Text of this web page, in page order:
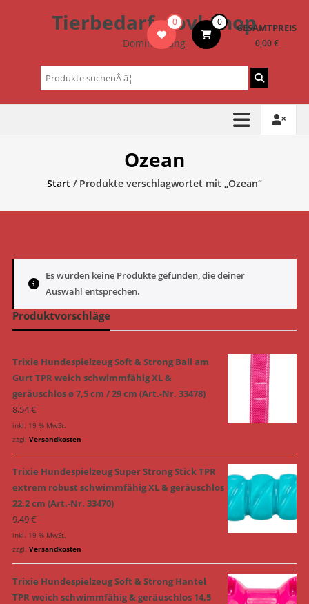
Tierbedarf – bvl-Shop
Dominik Lang
0 0 GESAMTPREIS
0,00 €
Suchen
nach:
Ozean
Start/ Produkte verschlagwortet mit „Ozean“
Es wurden keine Produkte gefunden, die deiner
Auswahl entsprechen.
Produktvorschläge
Trixie Hundespielzeug Soft & Strong Ball am
Gurt TPR weich schwimmfähig XL &
geräuschlos ø 7,5 cm / 29 cm (Art.-Nr. 33478)
8,54€
inkl. 19 % MwSt.
zzgl. Versandkosten
Trixie Hundespielzeug Super Strong Stick TPR
extrem robust schwimmfähig XL & geräuschlos
22,2 cm (Art.-Nr. 33470)
9,49€
inkl. 19 % MwSt.
zzgl. Versandkosten
Trixie Hundespielzeug Soft & Strong Hantel
TPR weich schwimmfähig & geräuschlos 14,5